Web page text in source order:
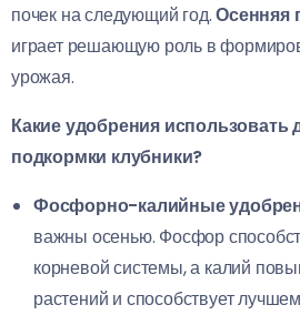
почек на следующий год.Осенняя
играет решающую роль в
урожая.
Какие удобрения использовать
подкормки клубники?
Фосфорно-калийные
важны осенью. Фосфор
корневой системы, а калий
растений и способствует